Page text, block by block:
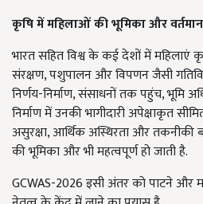
कृषि में महिलाओं की भूमिका और
भारत सहित विश्व के कई देशों में महिलाएं
संरक्षण, पशुपालन और विपणन जैसी
निर्णय-निर्माण, संसाधनों तक पहुंच, भूमि
निर्माण में उनकी भागीदारी अपेक्षाकृत
असुरक्षा, आर्थिक अस्थिरता और
की भूमिका और भी महत्वपूर्ण हो जाती है.
GCWAS-2026 इसी अंतर को पाटने और